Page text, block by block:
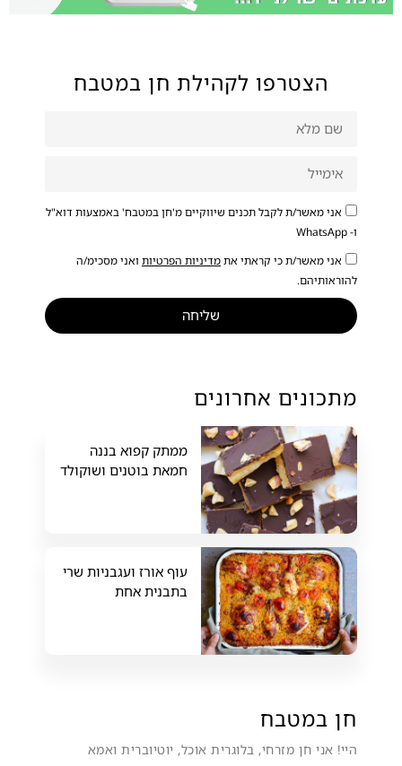
חן במטבח
היי! אני חן מזרחי, בלוגרית אוכל, יוטיוברית ואמא
מתכונים אחרונים
ממתק קפוא בננה
חמאת בוטנים ושוקולד
עוף אורז ועגבניות שרי
בתבנית אחת
הצטרפו לקהילת חן במטבח
אני מאשר/ת לקבל תכנים שיווקיים מ'חן במטבח' באמצעות דוא"ל
ו- WhatsApp
אני מאשר/ת כי קראתי אתמדיניות הפרטיות ואני מסכימ/ה
להוראותיהם.
שליחה